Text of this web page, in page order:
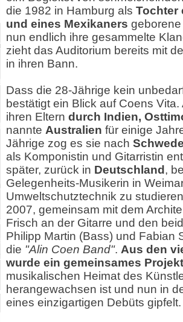
die 1982 in Hamburg als Tochter
und eines Mexikaners
nun endlich ihre gesammelte
zieht das Auditorium bereits mit
in ihren Bann.
Dass die 28-Jährige kein
bestätigt ein Blick auf Coens
ihren Eltern durch Indien,
nannte Australien für einige
Jährige zog es sie nach
als Komponistin und Gitarristin
später, zurück in Deutschland ,
Gelegenheits-Musikerin in
Umweltschutztechnik zu
2007, gemeinsam mit dem
Frisch an der Gitarre und den
Philipp Martin (Bass) und Fabian
die "Alin Coen Band". Aus den
wurde ein gemeinsames Projekt
musikalischen Heimat des
herangewachsen ist und nun in
eines einzigartigen Debüts gipfelt.